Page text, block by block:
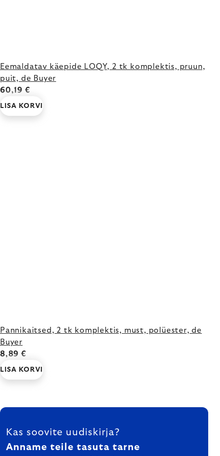
Eemaldatav käepide LOQY, 2 tk komplektis, pruun,
puit, de Buyer
60,19 €
LISA KORVI
Pannikaitsed, 2 tk komplektis, must, polüester, de
Buyer
8,89 €
LISA KORVI
FOOTER
Kas soovite uudiskirja?
Anname teile tasuta tarne